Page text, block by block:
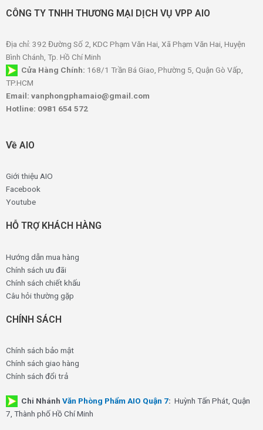
CÔNG TY TNHH THƯƠNG MẠI DỊCH VỤ VPP AIO
Địa chỉ: 392 Đường Số 2, KDC Phạm Văn Hai, Xã Phạm Văn Hai, Huyện
Bình Chánh, Tp. Hồ Chí Minh
Cửa Hàng Chính: 168/1 Trần Bá Giao, Phường 5, Quận Gò Vấp,
TP.HCM
Email: vanphongphamaio@gmail.com
Hotline: 0981 654 572
Về AIO
Giới thiệu AIO
Facebook
Youtube
HỖ TRỢ KHÁCH HÀNG
Hướng dẫn mua hàng
Chính sách ưu đãi
Chính sách chiết khấu
Câu hỏi thường gặp
CHÍNH SÁCH
Chính sách bảo mật
Chính sách giao hàng
Chính sách đổi trả
Chi Nhánh Văn Phòng Phẩm AIO Quận 7: Huỳnh Tấn Phát, Quận
7, Thành phố Hồ Chí Minh